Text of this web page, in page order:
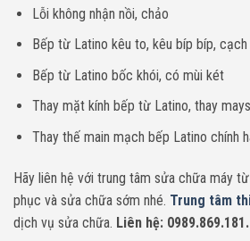
Lỗi không nhận nồi, chảo
Bếp từ Latino kêu to, kêu bíp bíp,
Bếp từ Latino bốc khói, có mùi két
Thay mặt kính bếp từ Latino, thay
Thay thế main mạch bếp Latino chính
Hãy liên hệ với trung tâm sửa chữa máy
phục và sửa chữa sớm nhé. Trung tâm
dịch vụ sửa chữa. Liên hệ: 0989.869.181.